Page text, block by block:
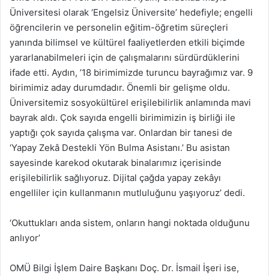
Üniversitesi olarak ‘Engelsiz Üniversite’ hedefiyle; engelli
öğrencilerin ve personelin eğitim-öğretim süreçleri
yanında bilimsel ve kültürel faaliyetlerden etkili biçimde
yararlanabilmeleri için de çalışmalarını sürdürdüklerini
ifade etti. Aydın, ’18 birimimizde turuncu bayrağımız var. 9
birimimiz aday durumdadır. Önemli bir gelişme oldu.
Üniversitemiz sosyokültürel erişilebilirlik anlamında mavi
bayrak aldı. Çok sayıda engelli birimimizin iş birliği ile
yaptığı çok sayıda çalışma var. Onlardan bir tanesi de
‘Yapay Zekâ Destekli Yön Bulma Asistanı.’ Bu asistan
sayesinde karekod okutarak binalarımız içerisinde
erişilebilirlik sağlıyoruz. Dijital çağda yapay zekâyı
engelliler için kullanmanın mutluluğunu yaşıyoruz’ dedi.
‘Okuttukları anda sistem, onların hangi noktada olduğunu
anlıyor’
OMÜ Bilgi İşlem Daire Başkanı Doç. Dr. İsmail İşeri ise,